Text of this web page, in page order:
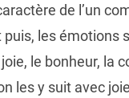
de l’un
puis, les
le bonheur, la
les y suit avec